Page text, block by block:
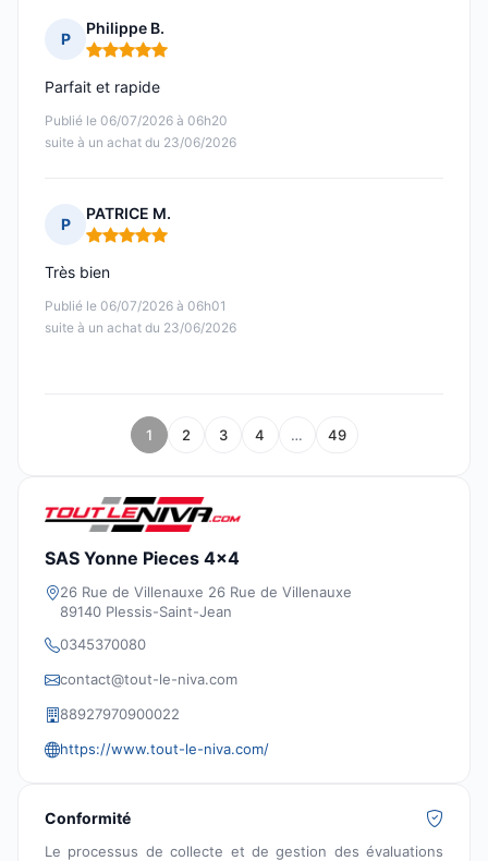
P
Philippe B.
Note : 5 sur 5
Publié le 06/07/2026 à 06h20
suite à un achat du 23/06/2026
Parfait et rapide
P
PATRICE M.
Note : 5 sur 5
Publié le 06/07/2026 à 06h01
suite à un achat du 23/06/2026
Très bien
1 2 3 4 … 49
SAS Yonne Pieces 4x4
26 Rue de Villenauxe 26 Rue de Villenauxe
89140 Plessis-Saint-Jean
0345370080
contact@tout-le-niva.com
88927970900022
https://www.tout-le-niva.com/
Conformité
Le processus de collecte et de gestion des évaluations